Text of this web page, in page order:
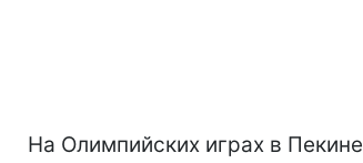
На Олимпийских играх в Пекине